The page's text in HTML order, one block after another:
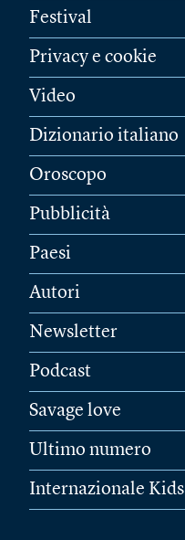
Festival
Privacy e cookie
Video
Dizionario italiano
Oroscopo
Pubblicità
Paesi
Autori
Newsletter
Podcast
Savage love
Ultimo numero
Internazionale Kids